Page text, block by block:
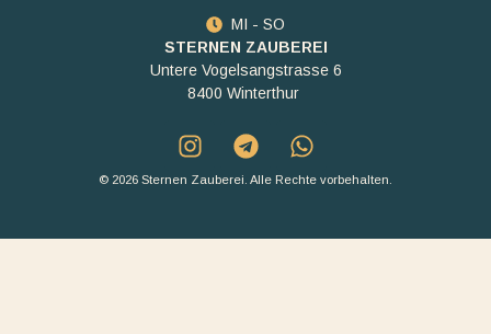
MI - SO
STERNEN ZAUBEREI
Untere Vogelsangstrasse 6
8400 Winterthur
© 2026 Sternen Zauberei. Alle Rechte vorbehalten.